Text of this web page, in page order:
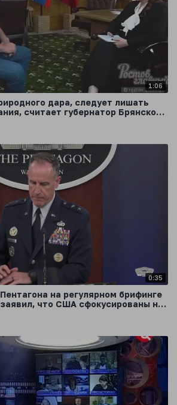
1:06
дара, следует лишать
считает губернатор Брянской
0:35
на регулярном брифинге
что США сфокусированы на